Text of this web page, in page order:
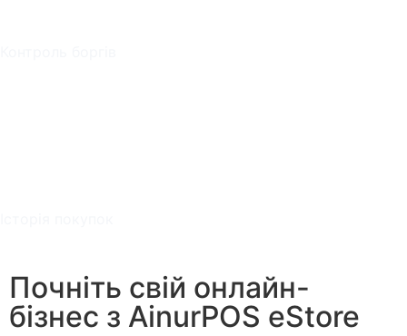
Почніть свій онлайн-
бізнес з AinurPOS eStore